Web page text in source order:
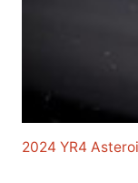
2024 YR4